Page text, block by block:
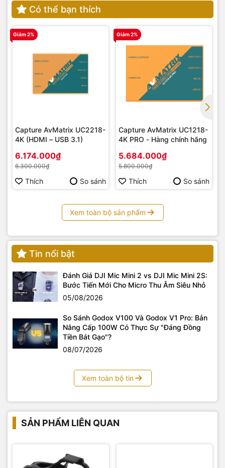
Có thể bạn thích
Giảm 2%
Capture AvMatrix UC2218-
4K (HDMI – USB 3.1)
6.174.000₫
6.300.000₫
Thích So sánh
Giảm 2%
Capture AvMatrix UC1218-
4K PRO - Hàng chính hãng
5.684.000₫
5.800.000₫
Thích So sánh
Xem toàn bộ sản phẩm
Tin nổi bật
Đánh Giá DJI Mic Mini 2 vs DJI Mic Mini 2S:
Bước Tiến Mới Cho Micro Thu Âm Siêu Nhỏ
05/08/2026
So Sánh Godox V100 Và Godox V1 Pro: Bản
Nâng Cấp 100W Có Thực Sự "Đáng Đồng
Tiền Bát Gạo"?
08/07/2026
Xem toàn bộ tin
SẢN PHẨM LIÊN QUAN